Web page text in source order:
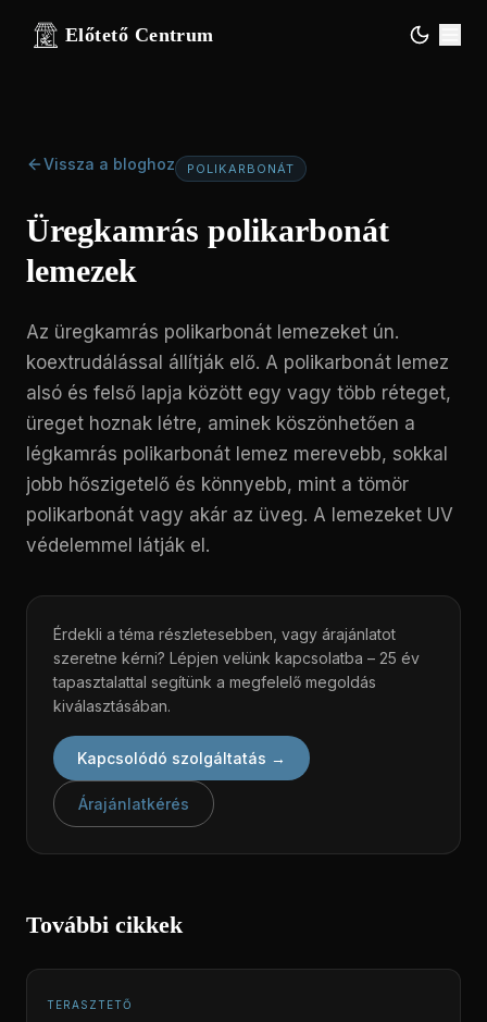
Előtető Centrum
Vissza a bloghoz POLIKARBONÁT
Üregkamrás polikarbonát
lemezek
Az üregkamrás polikarbonát lemezeket ún.
koextrudálással állítják elő. A polikarbonát lemez
alsó és felső lapja között egy vagy több réteget,
üreget hoznak létre, aminek köszönhetően a
légkamrás polikarbonát lemez merevebb, sokkal
jobb hőszigetelő és könnyebb, mint a tömör
polikarbonát vagy akár az üveg. A lemezeket UV
védelemmel látják el.
Érdekli a téma részletesebben, vagy árajánlatot
szeretne kérni? Lépjen velünk kapcsolatba – 25 év
tapasztalattal segítünk a megfelelő megoldás
kiválasztásában.
Kapcsolódó szolgáltatás →
Árajánlatkérés
További cikkek
TERASZTETŐ